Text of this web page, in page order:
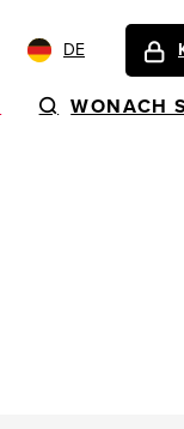
DE
WONACH